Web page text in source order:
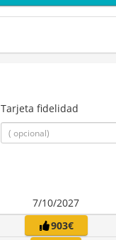
Tarjeta fidelidad
7/10/2027
903€